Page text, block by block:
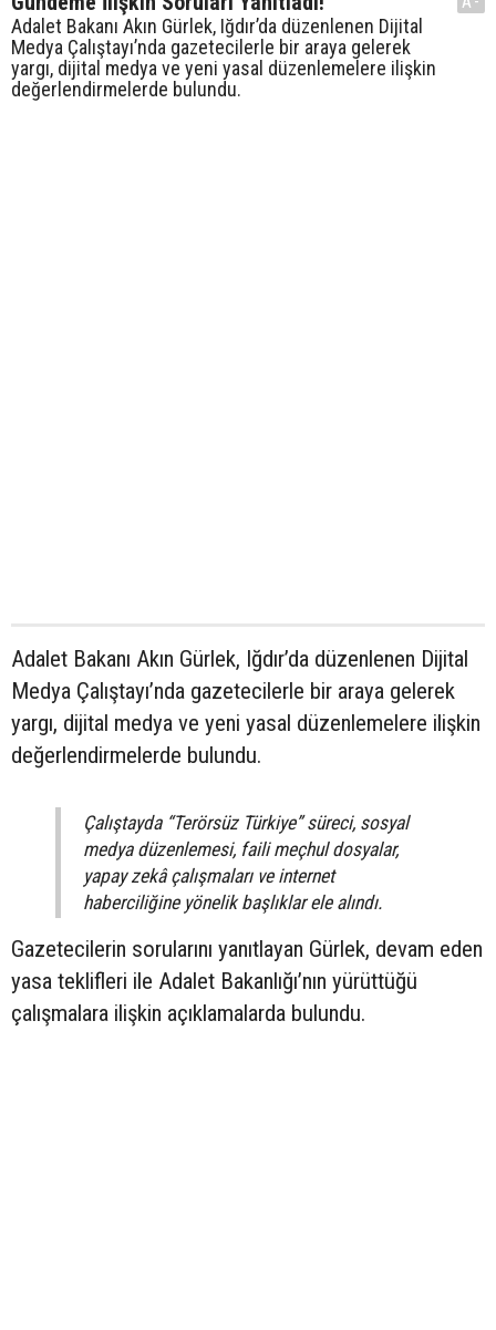
Adalet Bakanı Akın Gürlek, Iğdır’da düzenlenen Dijital
Medya Çalıştayı’nda gazetecilerle bir araya gelerek
yargı, dijital medya ve yeni yasal düzenlemelere ilişkin
değerlendirmelerde bulundu.
Adalet Bakanı Akın Gürlek, Iğdır’da düzenlenen Dijital
Medya Çalıştayı’nda gazetecilerle bir araya gelerek
yargı, dijital medya ve yeni yasal düzenlemelere ilişkin
değerlendirmelerde bulundu.
Çalıştayda “Terörsüz Türkiye” süreci, sosyal
medya düzenlemesi, faili meçhul dosyalar,
yapay zekâ çalışmaları ve internet
haberciliğine yönelik başlıklar ele alındı.
Gazetecilerin sorularını yanıtlayan Gürlek, devam eden
yasa teklifleri ile Adalet Bakanlığı’nın yürüttüğü
çalışmalara ilişkin açıklamalarda bulundu.